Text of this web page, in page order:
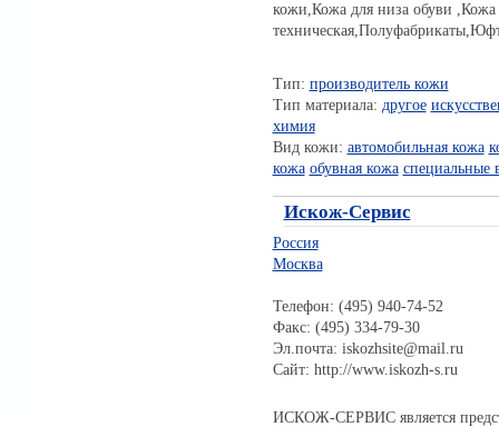
кожи,Кожа для низа обуви
Тип: производитель кожи
Тип материала: другое
химия
Вид кожи: автомобильная кожа
кожа обувная кожа специальные
Искож-Сервис
Россия
Москва
Телефон: (495) 940-74-52
Факс: (495) 334-79-30
Эл.почта: iskozhsite@mail.ru
Сайт: http://www.iskozh-s.ru
ИСКОЖ-СЕРВИС является